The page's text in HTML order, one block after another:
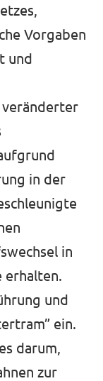
Vorgaben
und
in der
in
erhalten.
und
ein.
darum,
zur